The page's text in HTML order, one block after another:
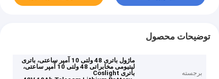
توضیحات محصول
برجسته
ماژول باتری 48 ولتی 10 آمپر ساعتی، باتری
لیتیومی مخابراتی 48 ولتی 10 آمپر ساعتی،
باتری Coslight